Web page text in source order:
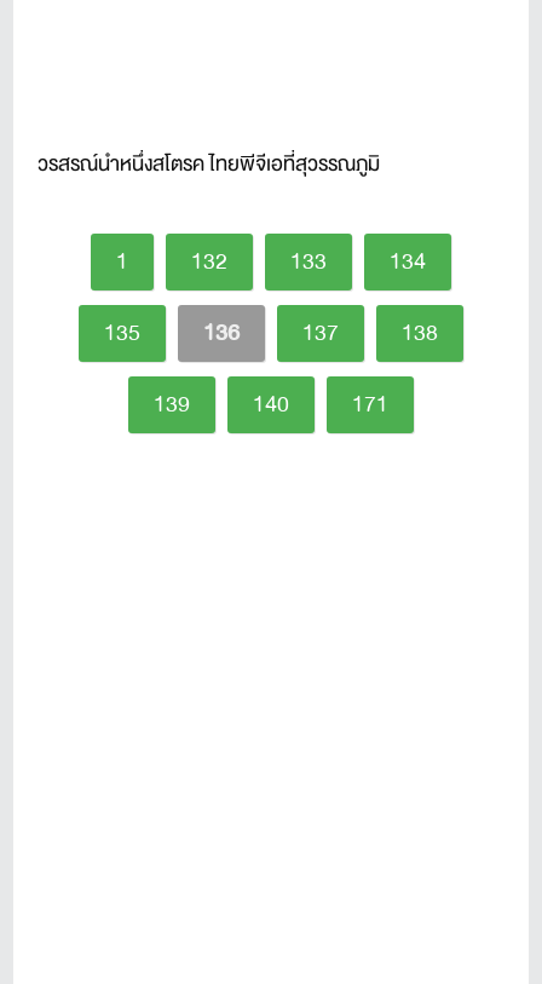
วรสรณ์นำหนึ่งสโตรค ไทยพีจีเอที่สุวรรณภูมิ
1 132 133
134
135
136 137
138
139
140 171